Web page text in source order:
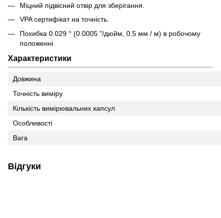
Міцний підвісний отвір для зберігання.
VPA сертифікат на точність.
Похибка 0.029 ° (0.0005 "/дюйм, 0.5 мм / м) в робочому
положенні
Характеристики
Довжина
Точність виміру
Кількість вимірювальних капсул
Особливості
Вага
Відгуки